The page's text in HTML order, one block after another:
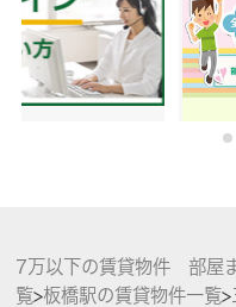
7万以下の賃貸物件 部屋
覧>板橋駅の賃貸物件一覧>